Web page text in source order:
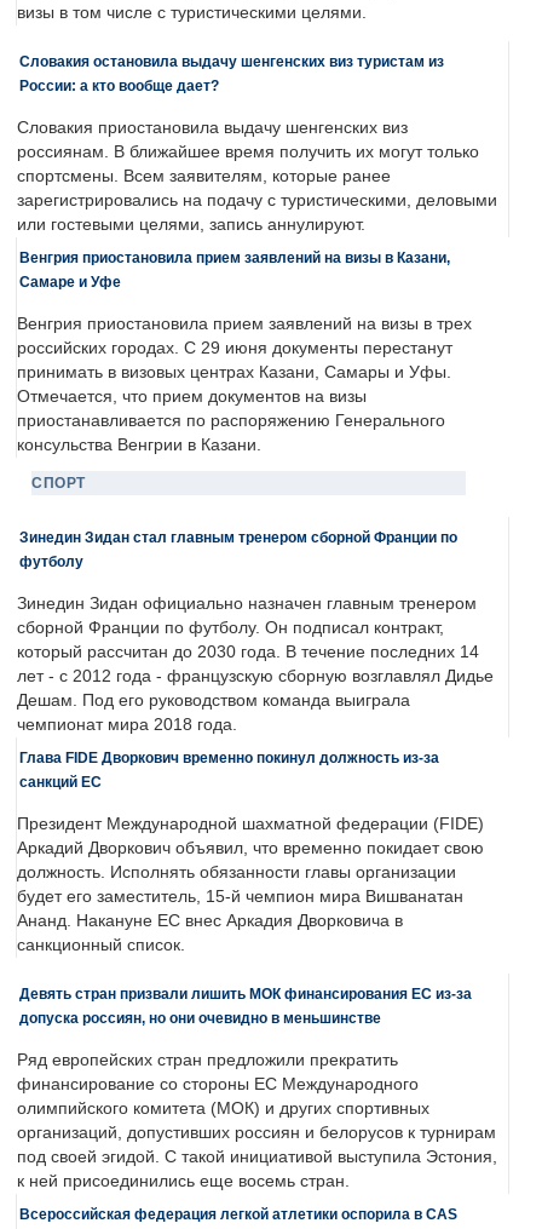
визы в том числе с туристическими целями.
Словакия остановила выдачу шенгенских виз туристам из
России: а кто вообще дает?
Словакия приостановила выдачу шенгенских виз
россиянам. В ближайшее время получить их могут только
спортсмены. Всем заявителям, которые ранее
зарегистрировались на подачу с туристическими, деловыми
или гостевыми целями, запись аннулируют.
Венгрия приостановила прием заявлений на визы в Казани,
Самаре и Уфе
Венгрия приостановила прием заявлений на визы в трех
российских городах. С 29 июня документы перестанут
принимать в визовых центрах Казани, Самары и Уфы.
Отмечается, что прием документов на визы
приостанавливается по распоряжению Генерального
консульства Венгрии в Казани.
СПОРТ
Зинедин Зидан стал главным тренером сборной Франции по
футболу
Зинедин Зидан официально назначен главным тренером
сборной Франции по футболу. Он подписал контракт,
который рассчитан до 2030 года. В течение последних 14
лет - с 2012 года - французскую сборную возглавлял Дидье
Дешам. Под его руководством команда выиграла
чемпионат мира 2018 года.
Глава FIDE Дворкович временно покинул должность из-за
санкций ЕС
Президент Международной шахматной федерации (FIDE)
Аркадий Дворкович объявил, что временно покидает свою
должность. Исполнять обязанности главы организации
будет его заместитель, 15-й чемпион мира Вишванатан
Ананд. Накануне ЕС внес Аркадия Дворковича в
санкционный список.
Девять стран призвали лишить МОК финансирования ЕС из-за
допуска россиян, но они очевидно в меньшинстве
Ряд европейских стран предложили прекратить
финансирование со стороны ЕС Международного
олимпийского комитета (МОК) и других спортивных
организаций, допустивших россиян и белорусов к турнирам
под своей эгидой. С такой инициативой выступила Эстония,
к ней присоединились еще восемь стран.
Всероссийская федерация легкой атлетики оспорила в CAS